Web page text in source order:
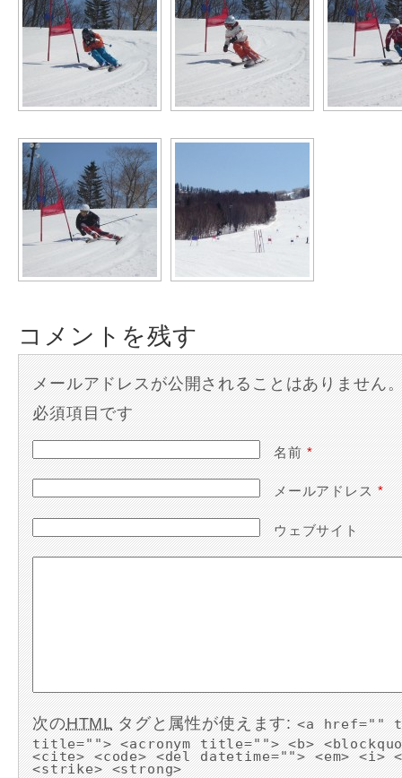
コメントを残す
メールアドレスが公開されることはありません
必須項目です
名前*
メールアドレス*
ウェブサイト
次のHTMLタグと属性が使えます:<a href=""
title=""> <acronym title=""> <b>
<cite> <code> <del datetime=""> <em> <i>
<strike> <strong>